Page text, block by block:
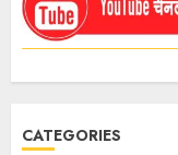
CATEGORIES